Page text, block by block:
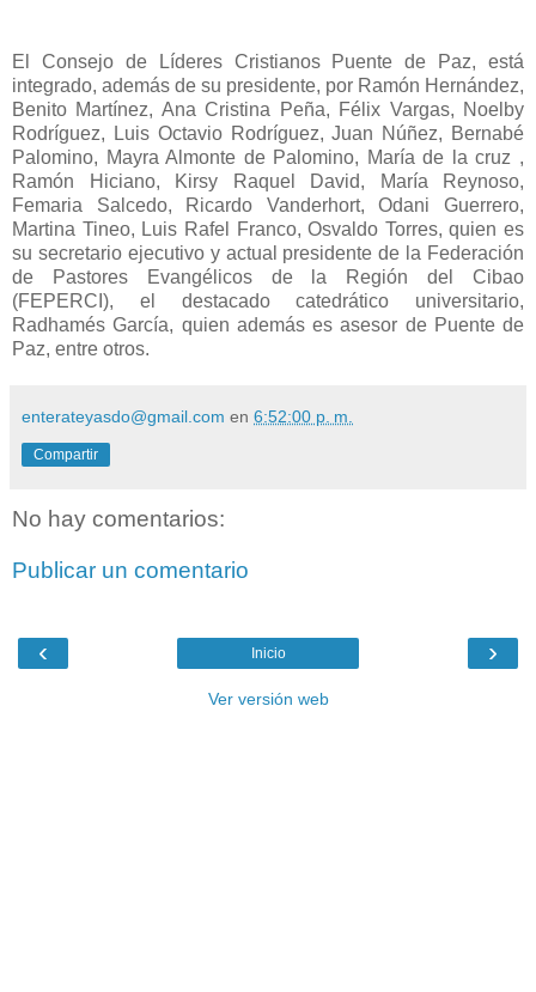
El Consejo de Líderes Cristianos Puente de Paz, está
integrado, además de su presidente, por Ramón Hernández,
Benito Martínez, Ana Cristina Peña, Félix Vargas, Noelby
Rodríguez, Luis Octavio Rodríguez, Juan Núñez, Bernabé
Palomino, Mayra Almonte de Palomino, María de la cruz ,
Ramón Hiciano, Kirsy Raquel David, María Reynoso,
Femaria Salcedo, Ricardo Vanderhort, Odani Guerrero,
Martina Tineo, Luis Rafel Franco, Osvaldo Torres, quien es
su secretario ejecutivo y actual presidente de la Federación
de Pastores Evangélicos de la Región del Cibao
(FEPERCI), el destacado catedrático universitario,
Radhamés García, quien además es asesor de Puente de
Paz, entre otros.
enterateyasdo@gmail.com en 6:52:00 p. m.
Compartir
No hay comentarios:
Publicar un comentario
‹ ›
Inicio
Ver versión web